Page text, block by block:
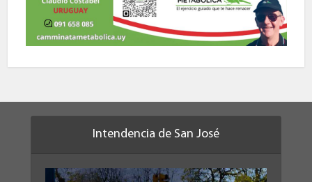
Intendencia de San José